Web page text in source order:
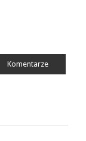
Komentarze